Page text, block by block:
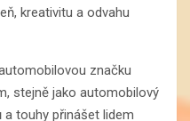
kreativitu a odvahu
značku
stejně jako automobilový
a touhy přinášet lidem